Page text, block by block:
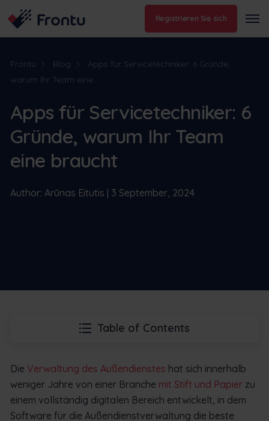
Registrieren Sie sich
Frontu Blog
Apps für Servicetechniker: 6 Gründe,
warum Ihr Team eine...
Apps für Servicetechniker: 6
Gründe, warum Ihr Team
eine braucht
Author: Arūnas Eitutis | 3 September, 2024
Table of Contents
Die Verwaltung des Außendienstes hat sich innerhalb
weniger Jahre von einer Branche mit Stift und Papier zu
einem vollständig digitalen Bereich entwickelt, in dem
Software für die Außendienstverwaltung die beste